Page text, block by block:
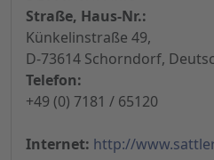
Straße, Haus-Nr.:
Künkelinstraße 49,
D-73614 Schorndorf,
Telefon:
+49 (0) 7181 / 65120
Internet: http://